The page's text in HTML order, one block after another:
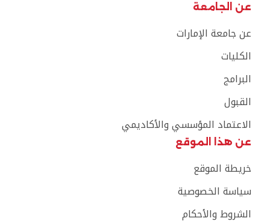
عن الجامعة
عن جامعة الإمارات
الكليات
البرامج
القبول
الاعتماد المؤسسي والأكاديمي
عن هذا الموقع
خريطة الموقع
سياسة الخصوصية
الشروط والأحكام